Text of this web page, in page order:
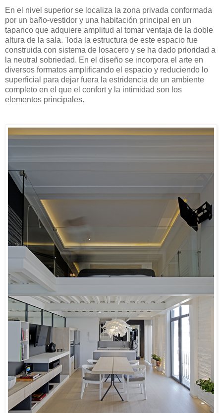
En el nivel superior se localiza la zona privada conformada
por un baño-vestidor y una habitación principal en un
tapanco que adquiere amplitud al tomar ventaja de la doble
altura de la sala. Toda la estructura de este espacio fue
construida con sistema de losacero y se ha dado prioridad a
la neutral sobriedad. En el diseño se incorpora el arte en
diversos formatos amplificando el espacio y reduciendo lo
superficial para dejar fuera la estridencia de un ambiente
completo en el que el confort y la intimidad son los
elementos principales.